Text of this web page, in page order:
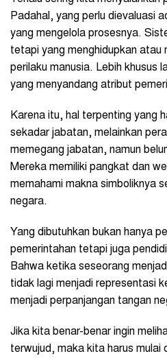
Padahal, yang perlu dievaluasi
yang mengelola prosesnya.
tetapi yang menghidupkan atau
perilaku manusia. Lebih khusus
yang menyandang atribut
Karena itu, hal terpenting yang
sekadar jabatan, melainkan
memegang jabatan, namun
Mereka memiliki pangkat dan
memahami makna simboliknya
negara.
Yang dibutuhkan bukan hanya
pemerintahan tetapi juga
Bahwa ketika seseorang
tidak lagi menjadi representasi
menjadi perpanjangan tangan
Jika kita benar-benar ingin
terwujud, maka kita harus mulai